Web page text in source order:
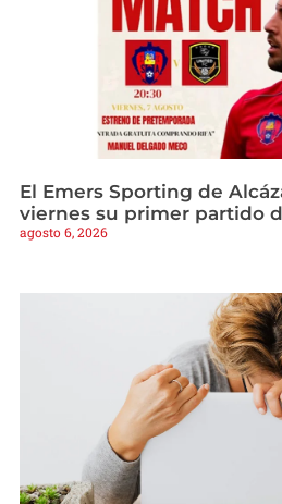
El Emers Sporting de
viernes su primer partido
agosto 6, 2026